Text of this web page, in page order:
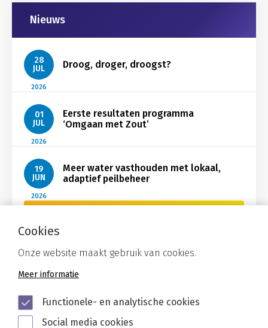
Gerelateerd
Nieuws
28
JUL
2026
Droog, droger, droogst?
01
JUL
2026
Eerste resultaten programma
‘Omgaan met Zout’
19
JUN
2026
Meer water vasthouden met lokaal,
adaptief peilbeheer
Cookies
Onze website maakt gebruik van cookies.
Meer informatie
Functionele- en analytische cookies
Social media cookies